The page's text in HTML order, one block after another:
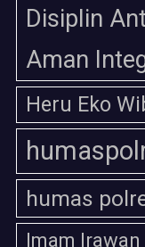
Disiplin
Aman
Heru Eko
humas
Imam Irawan